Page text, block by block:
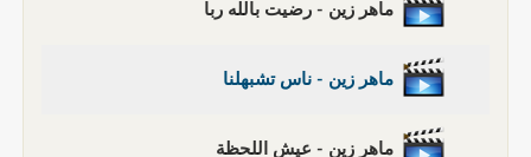
ماهر زين - رضيت بالله ربا
ماهر زين - ناس تشبهلنا
ماهر زين - عيش اللحظة